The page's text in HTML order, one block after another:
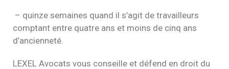
– quinze semaines quand il s’agit de travailleurs
comptant entre quatre ans et moins de cinq ans
d’ancienneté.
LEXEL Avocats vous conseille et défend en droit du